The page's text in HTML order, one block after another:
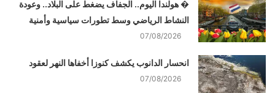
� هولندا اليوم.. الجفاف يضغط على البلاد.. وعودة
النشاط الرياضي وسط تطورات سياسية وأمنية
07/08/2026
انحسار الدانوب يكشف كنوزا أخفاها النهر لعقود
07/08/2026